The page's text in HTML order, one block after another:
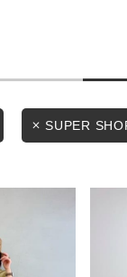
す
ら探す
す
利用ガイド
セール価格
SUPER